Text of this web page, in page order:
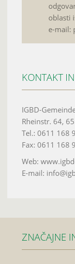
oblasti
e-mail:
KONTAKT
IGBD-
Rheinstr. 64,
Tel.: 0611 168
Fax: 0611 168
Web:
E-mail:
ZNAČAJNE